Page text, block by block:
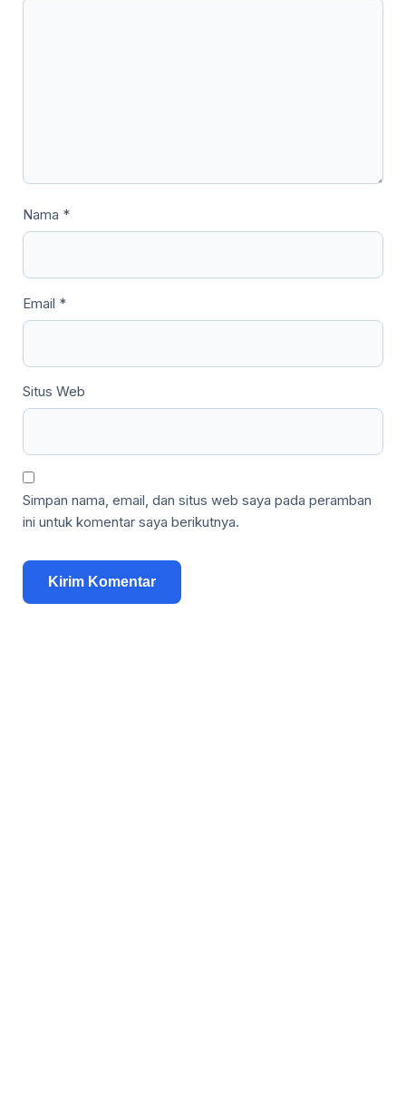
Nama *
Email *
Situs Web
Simpan nama, email, dan situs web saya pada peramban
ini untuk komentar saya berikutnya.